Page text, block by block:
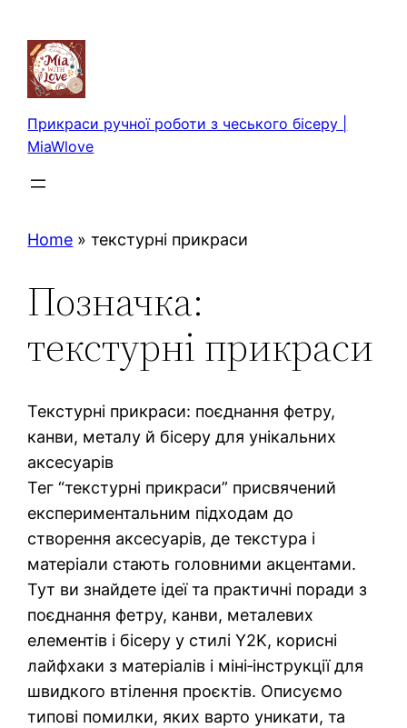
вмісту
Прикраси ручної роботи з чеського бісеру |
MiaWlove
Home »текстурні прикраси
Позначка:
текстурні прикраси
Текстурні прикраси: поєднання фетру,
канви, металу й бісеру для унікальних
аксесуарів
Тег “текстурні прикраси” присвячений
експериментальним підходам до
створення аксесуарів, де текстура і
матеріали стають головними акцентами.
Тут ви знайдете ідеї та практичні поради з
поєднання фетру, канви, металевих
елементів і бісеру у стилі Y2K, корисні
лайфхаки з матеріалів і міні‑інструкції для
швидкого втілення проєктів. Описуємо
типові помилки, яких варто уникати, та